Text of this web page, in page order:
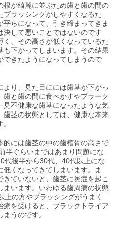
根が綺麗に並ぶため歯と歯の間の
ラッシングがしやすくなるた
らになって、引き締まってきま
して悪いことではないのです
、その高さが低くなっているた
下がってしまいます。その結果
できたようになってしまうので
り、見た目にには歯茎が下がっ
と歯の間に食べかすやプラーク
見不健康な歯茎になったような気
歯茎の状態としては、健康な本来
的には歯茎の中の歯槽骨の高さで
半ぐらいまではあまり問題にな
代後半から30代、40代以上にな
くなってきてしまいます。ま
ていないと、歯茎に炎症を起こ
まいます。いわゆる歯周病の状態
上の方やブラッシングがうまく
療を受けると、ブラックトライア
うのです。